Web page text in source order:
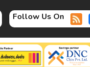
Follow Us On